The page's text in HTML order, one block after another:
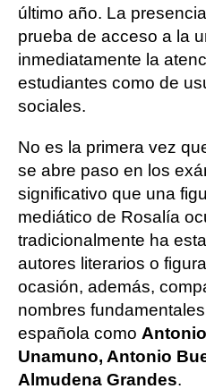
último año. La
prueba de acceso a la
inmediatamente la
estudiantes como de
sociales.
No es la primera vez
se abre paso en los
significativo que una
mediático de Rosalía
tradicionalmente ha
autores literarios o
ocasión, además,
nombres
española como
Unamuno, Antonio
Almudena Grandes.